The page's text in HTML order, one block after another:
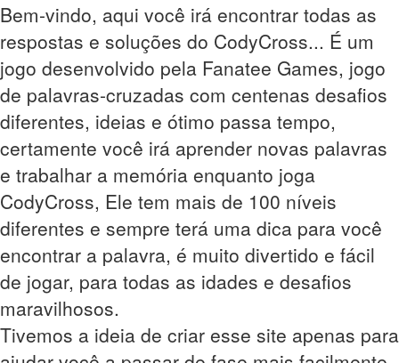
Bem-vindo, aqui você irá encontrar todas as
respostas e soluções do CodyCross... É um
jogo desenvolvido pela Fanatee Games, jogo
de palavras-cruzadas com centenas desafios
diferentes, ideias e ótimo passa tempo,
certamente você irá aprender novas palavras
e trabalhar a memória enquanto joga
CodyCross, Ele tem mais de 100 níveis
diferentes e sempre terá uma dica para você
encontrar a palavra, é muito divertido e fácil
de jogar, para todas as idades e desafios
maravilhosos.
Tivemos a ideia de criar esse site apenas para